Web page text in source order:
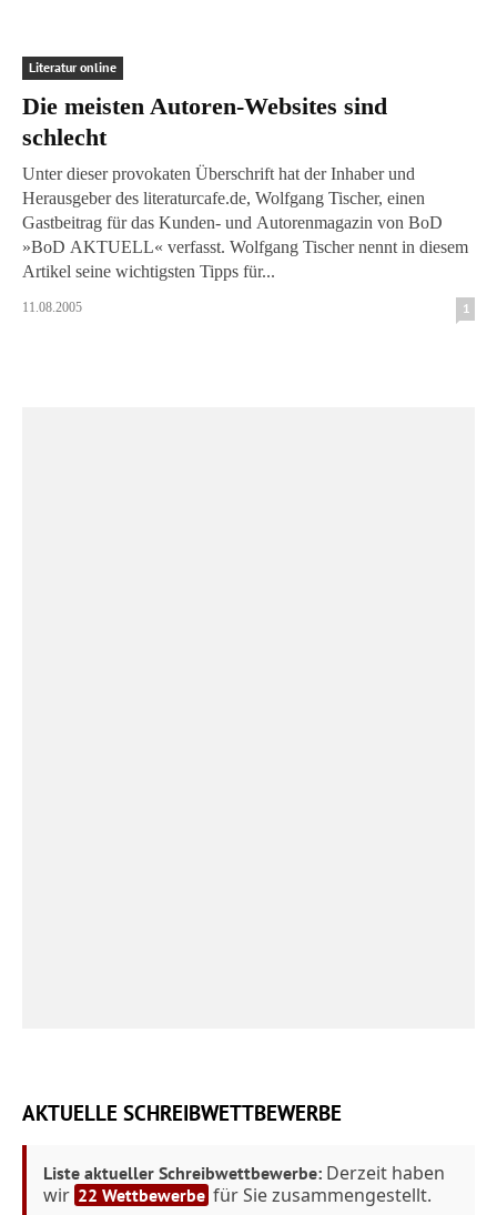
Literatur online
Die meisten Autoren-Websites sind
schlecht
Unter dieser provokaten Überschrift hat der Inhaber und
Herausgeber des literaturcafe.de, Wolfgang Tischer, einen
Gastbeitrag für das Kunden- und Autorenmagazin von BoD
»BoD AKTUELL« verfasst. Wolfgang Tischer nennt in diesem
Artikel seine wichtigsten Tipps für...
11.08.2005 1
AKTUELLE SCHREIBWETTBEWERBE
Liste aktueller Schreibwettbewerbe: Derzeit haben
wir 22 Wettbewerbe für Sie zusammengestellt.